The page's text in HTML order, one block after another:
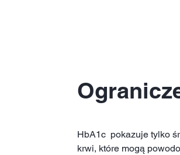
HbA1c pokazuje tylko
krwi, które mogą